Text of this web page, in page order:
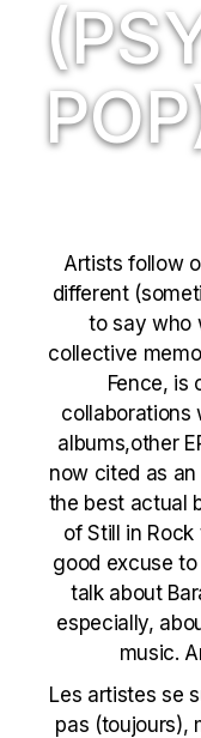
Artists follow
different
to say who
collective
Fence, is
collaborations
albums,other
now cited as
the best actual
of Still in
good excuse
talk about
especially,
music.
Les artistes se
pas (toujours),